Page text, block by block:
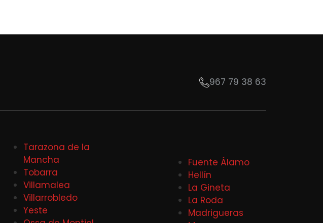
967 79 38 63
Tarazona de la
Mancha
Tobarra
Villamalea
Villarrobledo
Yeste
Fuente Álamo
Hellín
La Gineta
La Roda
Madrigueras